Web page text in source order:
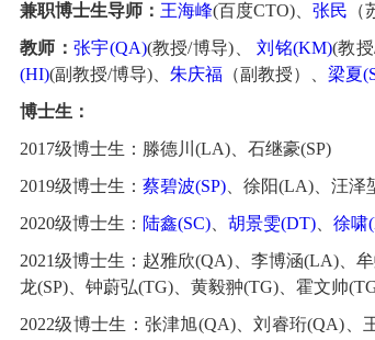
兼职博士生导师： 王海峰(百度CTO)、 张民
教师： 张宇(QA)(教授/博导)、刘铭(KM)(教授
(HI)(副教授/博导)、 朱庆福 （副教授）、 梁夏
博士生：
2017级博士生： 滕德川(LA)
石继豪(SP)
2019级博士生： 蔡碧波(SP) 徐阳(LA) 汪泽
2020级博士生： 陆鑫(SC) 胡景雯(DT) 徐啸
2021级博士生： 赵雅欣(QA) 李博涵(LA)、
龙(SP)
钟蔚弘(TG) 、黄毅翀(TG)、霍文帅
2022级博士生： 张津旭(QA)、刘睿珩(QA)